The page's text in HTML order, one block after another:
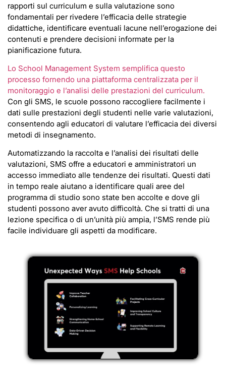
rapporti sul curriculum e sulla valutazione sono
fondamentali per rivedere l’efficacia delle strategie
didattiche, identificare eventuali lacune nell’erogazione dei
contenuti e prendere decisioni informate per la
pianificazione futura.
Lo School Management System semplifica questo
processo fornendo una piattaforma centralizzata per il
monitoraggio e l’analisi delle prestazioni del curriculum.
Con gli SMS, le scuole possono raccogliere facilmente i
dati sulle prestazioni degli studenti nelle varie valutazioni,
consentendo agli educatori di valutare l’efficacia dei diversi
metodi di insegnamento.
Automatizzando la raccolta e l’analisi dei risultati delle
valutazioni, SMS offre a educatori e amministratori un
accesso immediato alle tendenze dei risultati. Questi dati
in tempo reale aiutano a identificare quali aree del
programma di studio sono state ben accolte e dove gli
studenti possono aver avuto difficoltà. Che si tratti di una
lezione specifica o di un’unità più ampia, l’SMS rende più
facile individuare gli aspetti da modificare.